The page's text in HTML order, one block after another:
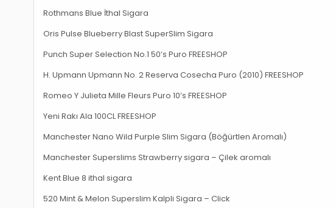
Rothmans Blue İthal Sigara
Oris Pulse Blueberry Blast SuperSlim Sigara
Punch Super Selection No.1 50’s Puro FREESHOP
H. Upmann Upmann No. 2 Reserva Cosecha Puro (2010) FREESHOP
Romeo Y Julieta Mille Fleurs Puro 10’s FREESHOP
Yeni Rakı Ala 100CL FREESHOP
Manchester Nano Wild Purple Slim Sigara (Böğürtlen Aromalı)
Manchester Superslims Strawberry sigara – Çilek aromalı
Kent Blue 8 ithal sigara
520 Mint & Melon Superslim Kalpli Sigara – Click